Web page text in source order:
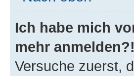
Ich habe mich
mehr anmelden?!
Versuche zuerst,